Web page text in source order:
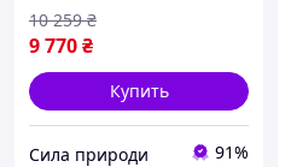
9 770₴
10 259 ₴
Купить
Сила природи 91%